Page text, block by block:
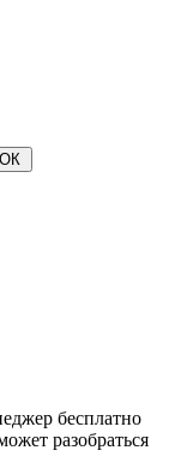
бесплатно
разобраться